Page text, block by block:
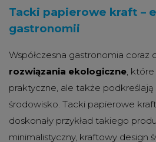
Tacki papierowe kraft –
gastronomii
Współczesna gastronomia coraz
rozwiązania ekologiczne ,
praktyczne, ale także
środowisko. Tacki papierowe
doskonały przykład takiego
minimalistyczny, kraftowy design